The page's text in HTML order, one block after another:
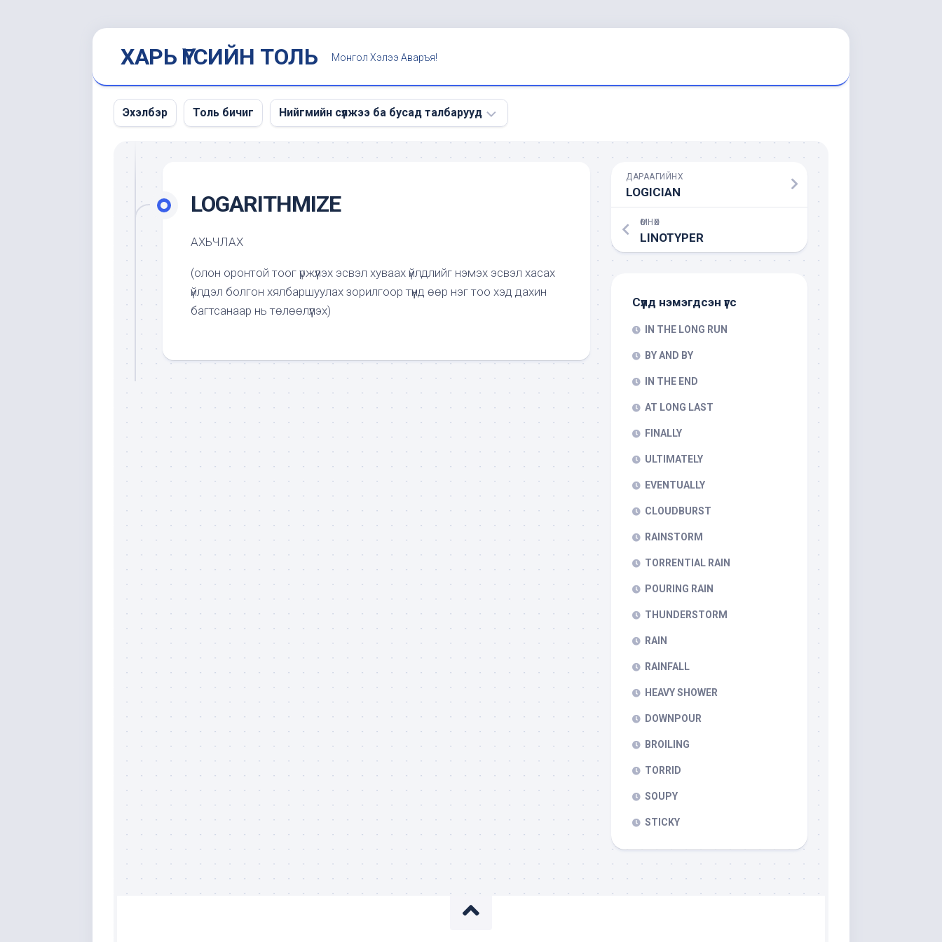
ХАРЬ ҮГСИЙН ТОЛЬ Монгол Хэлээ Аваръя!
Эхэлбэр Толь бичиг Нийгмийн сүлжээ ба бусад талбарууд
LOGARITHMIZE
АХЬЧЛАХ
(олон оронтой тоог үржүүлэх эсвэл хуваах үйлдлийг нэмэх эсвэл хасах
үйлдэл болгон хялбаршуулах зорилгоор түүнд өөр нэг тоо хэд дахин
багтсанаар нь төлөөлүүлэх)
ДАРААГИЙНХ
LOGICIAN
ӨМНӨХ
LINOTYPER
Сүүлд нэмэгдсэн үгс
IN THE LONG RUN
BY AND BY
IN THE END
AT LONG LAST
FINALLY
ULTIMATELY
EVENTUALLY
CLOUDBURST
RAINSTORM
TORRENTIAL RAIN
POURING RAIN
THUNDERSTORM
RAIN
RAINFALL
HEAVY SHOWER
DOWNPOUR
BROILING
TORRID
SOUPY
STICKY